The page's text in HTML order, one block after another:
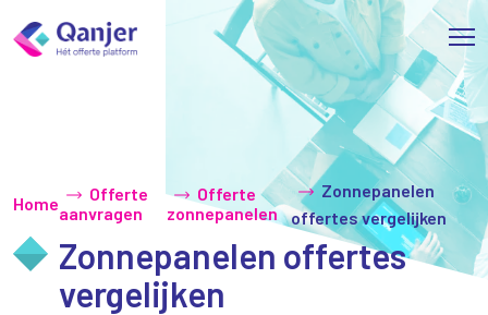
Home
Offerte
aanvragen
Offerte
zonnepanelen
Zonnepanelen
offertes vergelijken
Zonnepanelen offertes
vergelijken